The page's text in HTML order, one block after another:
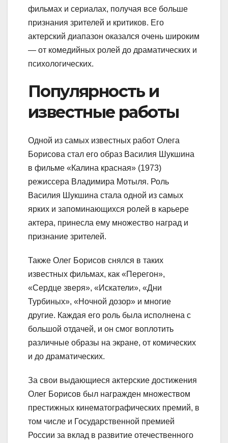
фильмах и сериалах, получая все больше
признания зрителей и критиков. Его
актерский диапазон оказался очень широким
— от комедийных ролей до драматических и
психологических.
Популярность и
известные работы
Одной из самых известных работ Олега
Борисова стал его образ Василия Шукшина
в фильме «Калина красная» (1973)
режиссера Владимира Мотыля. Роль
Василия Шукшина стала одной из самых
ярких и запоминающихся ролей в карьере
актера, принесла ему множество наград и
признание зрителей.
Также Олег Борисов снялся в таких
известных фильмах, как «Перегон»,
«Сердце зверя», «Искатели», «Дни
Турбиных», «Ночной дозор» и многие
другие. Каждая его роль была исполнена с
большой отдачей, и он смог воплотить
различные образы на экране, от комических
и до драматических.
За свои выдающиеся актерские достижения
Олег Борисов был награжден множеством
престижных кинематографических премий, в
том числе и Государственной премией
России за вклад в развитие отечественного